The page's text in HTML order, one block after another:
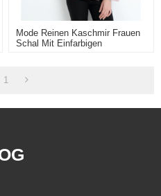
Mode Reinen Kaschmir Frauen
Schal Mit Einfarbigen
1